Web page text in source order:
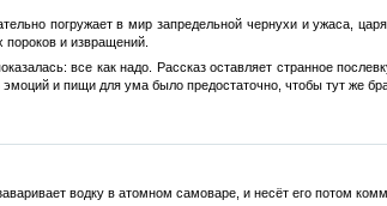
погружает в мир запредельной чернухи и ужаса,
и извращений.
все как надо. Рассказ оставляет странное
и пищи для ума было предостаточно, чтобы тут же
водку в атомном самоваре, и несёт его потом